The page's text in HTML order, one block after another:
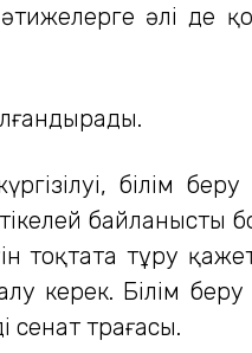
әлі де
білім
байланысты
тоқтата тұру
керек. Білім
төрағасы.